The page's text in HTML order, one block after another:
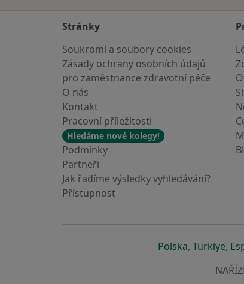
Stránky
Soukromí a soubory cookies
Zásady ochrany osobních údajů
pro zaměstnance zdravotní péče
O nás
Kontakt
Pracovní příležitosti
Hledáme nové kolegy!
Podmínky
Partneři
Jak řadíme výsledky vyhledávání?
Přístupnost
Polskase otevře v
, Türkiyese
,